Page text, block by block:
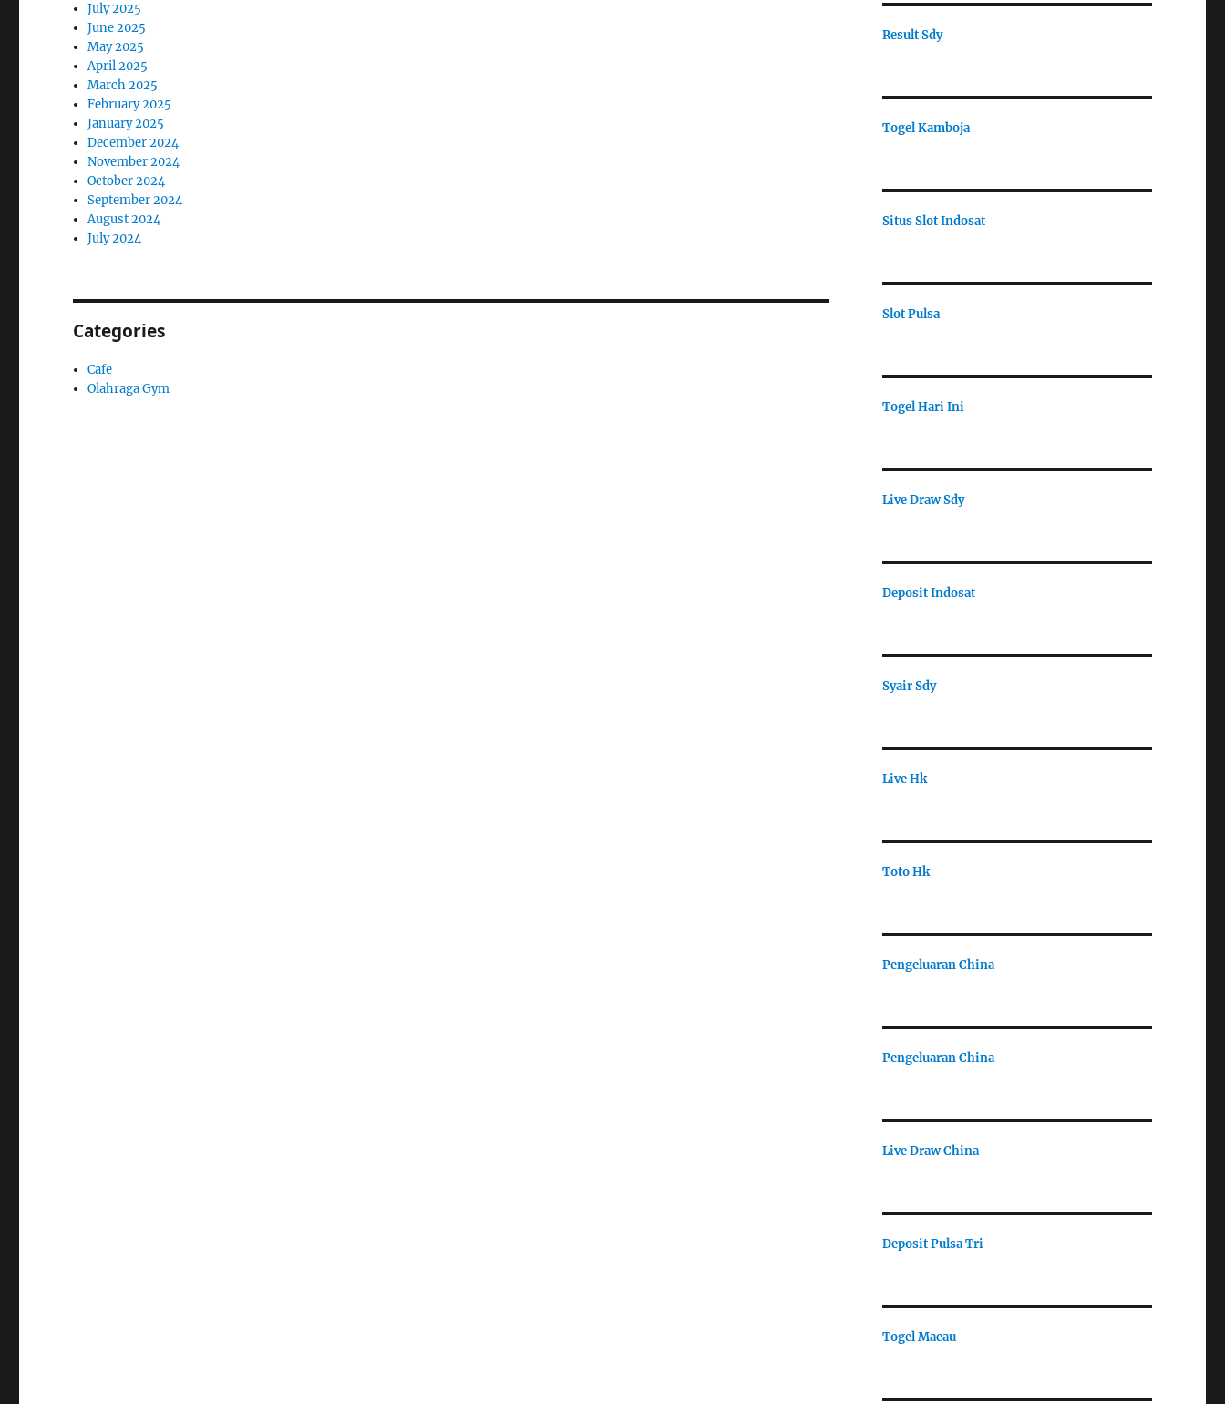
July 2025
June 2025
May 2025
April 2025
March 2025
February 2025
January 2025
December 2024
November 2024
October 2024
September 2024
August 2024
July 2024
Categories
Cafe
Olahraga Gym
Result Sdy
Togel Kamboja
Situs Slot Indosat
Slot Pulsa
Togel Hari Ini
Live Draw Sdy
Deposit Indosat
Syair Sdy
Live Hk
Toto Hk
Pengeluaran China
Pengeluaran China
Live Draw China
Deposit Pulsa Tri
Togel Macau